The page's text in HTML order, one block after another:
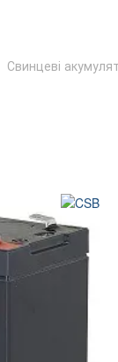
Свинцеві